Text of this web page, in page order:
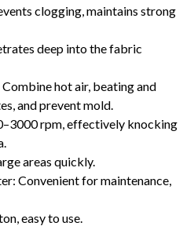
clogging, maintains strong
deep into the fabric
hot air, beating and
and prevent mold.
rpm, effectively knocking
areas quickly.
Convenient for maintenance,
easy to use.